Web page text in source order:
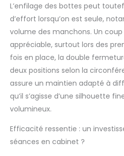
de
L’enfilage des bottes peut
d’effort lorsqu’on est seule,
volume des manchons. Un coup
appréciable, surtout lors des
fois en place, la double
deux positions selon la
assure un maintien adapté à
qu’il s’agisse d’une silhouette
volumineux.
Efficacité ressentie : un
séances en cabinet ?